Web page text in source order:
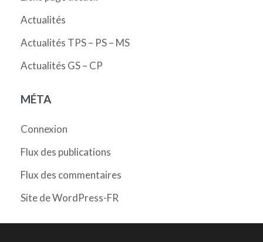
Actualités
Actualités TPS – PS – MS
Actualités GS – CP
MÉTA
Connexion
Flux des publications
Flux des commentaires
Site de WordPress-FR